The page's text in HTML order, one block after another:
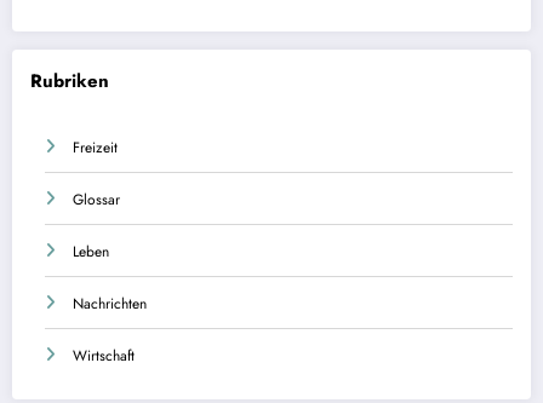
Rubriken
Freizeit
Glossar
Leben
Nachrichten
Wirtschaft